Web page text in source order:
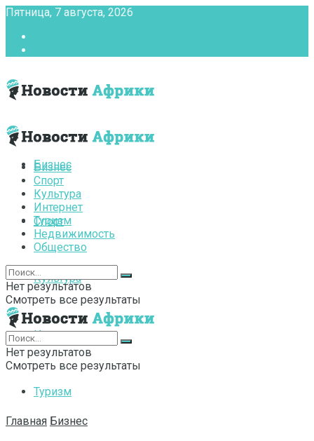
Пятница, 7 августа, 2026
Бизнес
Спорт
Культура
Интернет
Туризм
Бизнес
Спорт
Культура
Интернет
Туризм
Недвижимость
Общество
Нет результатов
Смотреть все результаты
Нет результатов
Смотреть все результаты
Главная Бизнес